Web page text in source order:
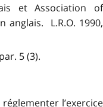
et Association of
anglais. L.R.O. 1990,
5 (3).
l’exercice